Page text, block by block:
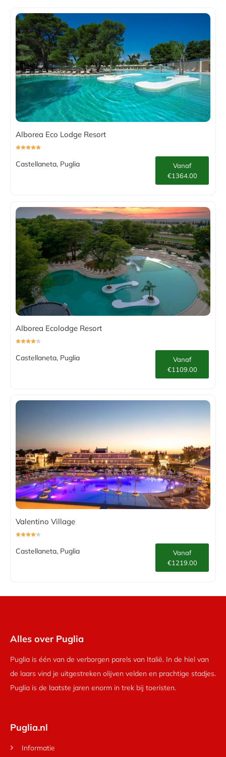
Alborea Eco Lodge Resort
Castellaneta, Puglia
Vanaf
€1364.00
Alborea Ecolodge Resort
Castellaneta, Puglia
Vanaf
€1109.00
Valentino Village
Castellaneta, Puglia
Vanaf
€1219.00
Alles over Puglia
Puglia is één van de verborgen parels van Italië. In de hiel van
de laars vind je uitgestreken olijven velden en prachtige stadjes.
Puglia is de laatste jaren enorm in trek bij toeristen.
Puglia.nl
Informatie